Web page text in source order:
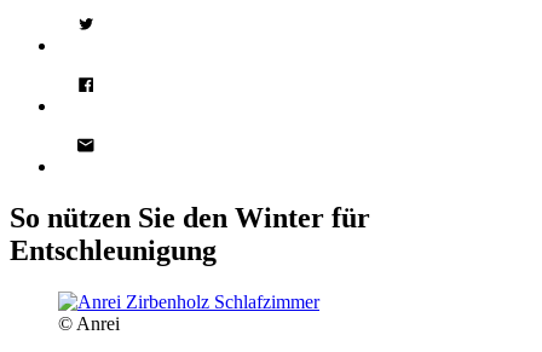
So nützen Sie den Winter für
Entschleunigung
© Anrei